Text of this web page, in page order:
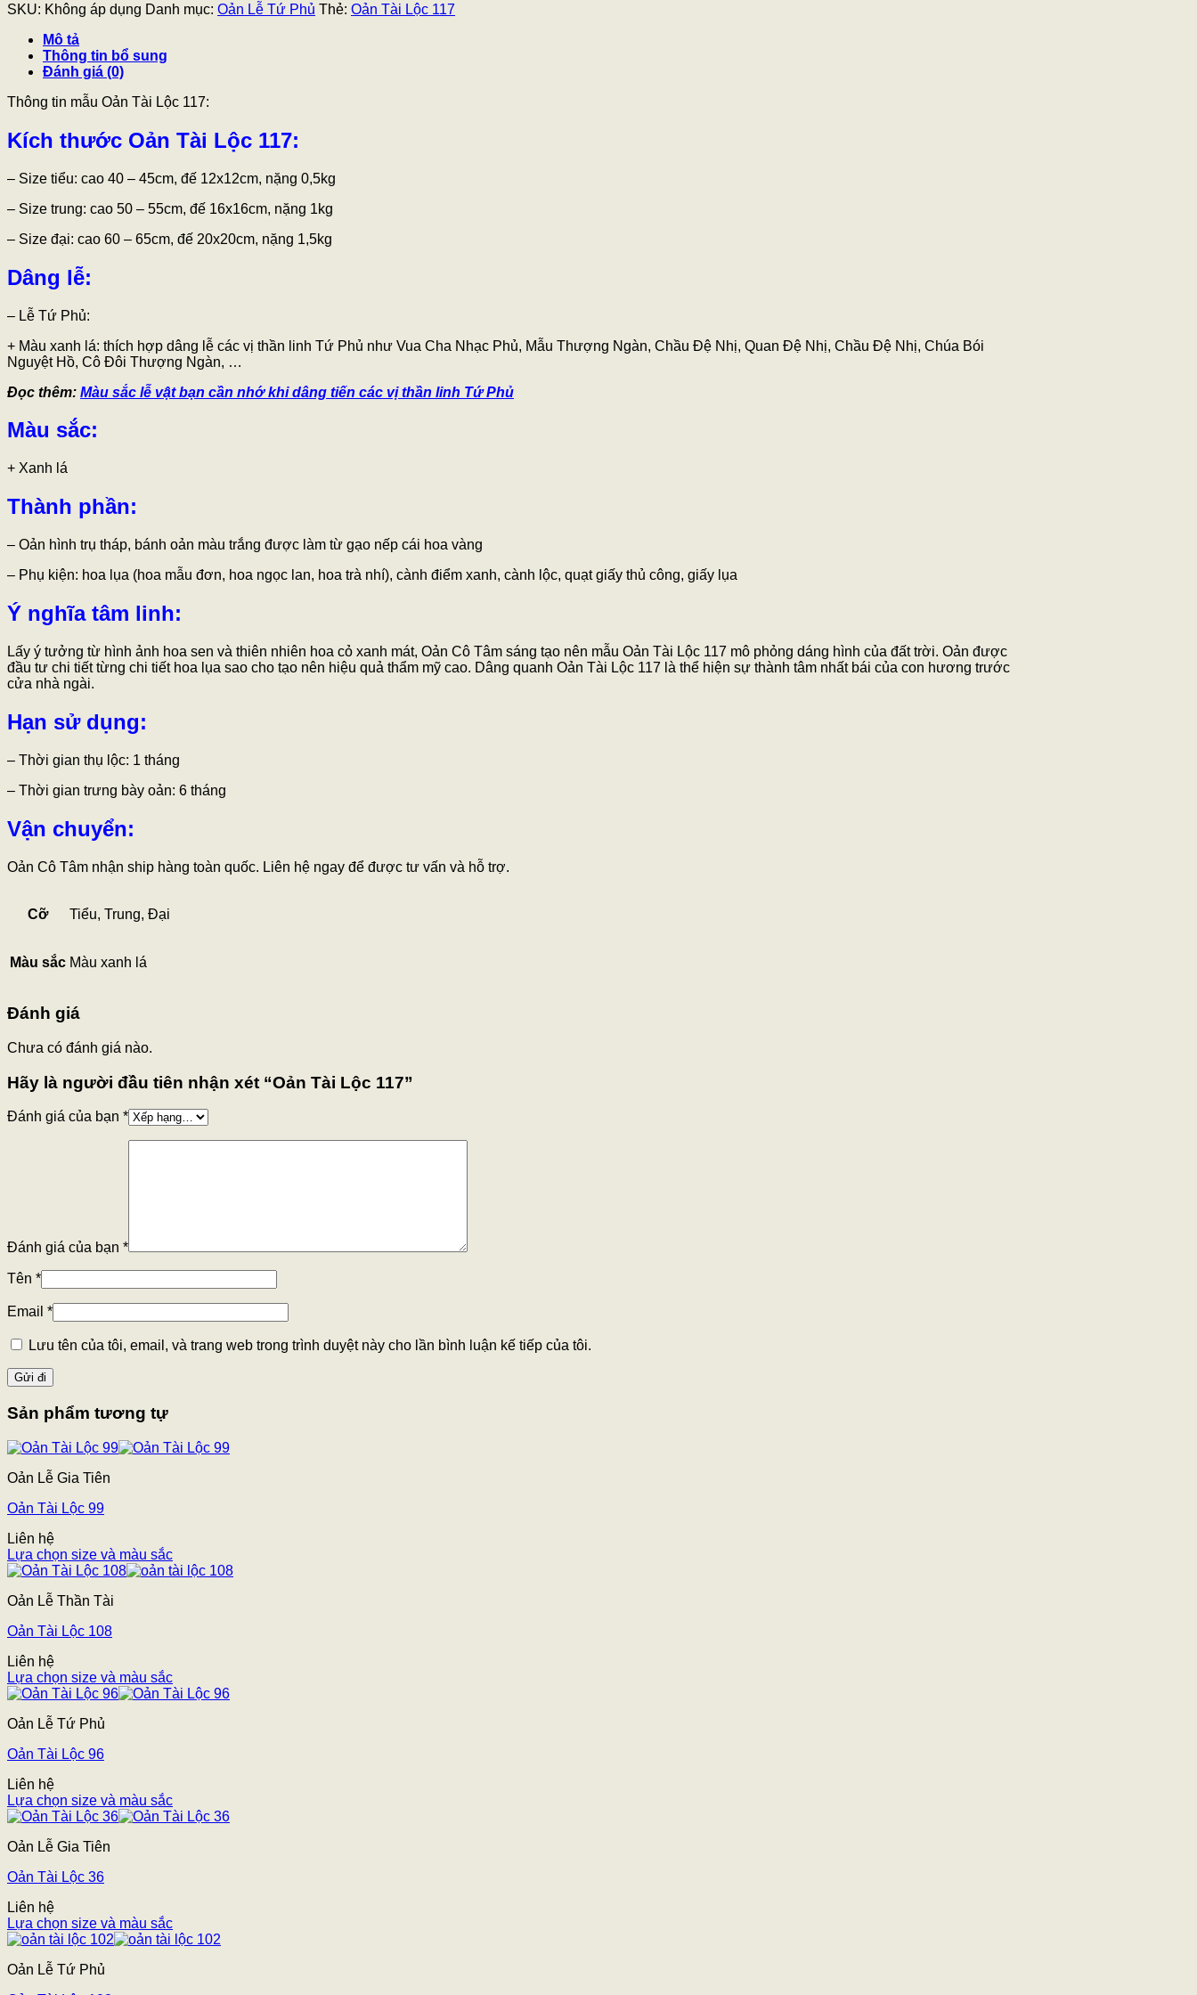
SKU: Không áp dụng Danh mục: Oản Lễ Tứ Phủ Thẻ: Oản Tài Lộc 117
Mô tả
Thông tin bổ sung
Đánh giá (0)
Thông tin mẫu Oản Tài Lộc 117:
Kích thước Oản Tài Lộc 117:
– Size tiểu: cao 40 – 45cm, đế 12x12cm, nặng 0,5kg
– Size trung: cao 50 – 55cm, đế 16x16cm, nặng 1kg
– Size đại: cao 60 – 65cm, đế 20x20cm, nặng 1,5kg
Dâng lễ:
– Lễ Tứ Phủ:
+ Màu xanh lá: thích hợp dâng lễ các vị thần linh Tứ Phủ như Vua Cha Nhạc Phủ, Mẫu Thượng Ngàn, Chầu Đệ Nhị, Quan Đệ Nhị, Chầu Đệ Nhị, Chúa Bói
Nguyệt Hồ, Cô Đôi Thượng Ngàn, …
Đọc thêm: Màu sắc lễ vật bạn cần nhớ khi dâng tiến các vị thần linh Tứ Phủ
Màu sắc:
+ Xanh lá
Thành phần:
– Oản hình trụ tháp, bánh oản màu trắng được làm từ gạo nếp cái hoa vàng
– Phụ kiện: hoa lụa (hoa mẫu đơn, hoa ngọc lan, hoa trà nhí), cành điểm xanh, cành lộc, quạt giấy thủ công, giấy lụa
Ý nghĩa tâm linh:
Lấy ý tưởng từ hình ảnh hoa sen và thiên nhiên hoa cỏ xanh mát, Oản Cô Tâm sáng tạo nên mẫu Oản Tài Lộc 117 mô phỏng dáng hình của đất trời. Oản được
đầu tư chi tiết từng chi tiết hoa lụa sao cho tạo nên hiệu quả thẩm mỹ cao. Dâng quanh Oản Tài Lộc 117 là thể hiện sự thành tâm nhất bái của con hương trước
cửa nhà ngài.
Hạn sử dụng:
– Thời gian thụ lộc: 1 tháng
– Thời gian trưng bày oản: 6 tháng
Vận chuyển:
Oản Cô Tâm nhận ship hàng toàn quốc. Liên hệ ngay để được tư vấn và hỗ trợ.
Cỡ Tiểu, Trung, Đại
Màu sắc Màu xanh lá
Đánh giá
Chưa có đánh giá nào.
Hãy là người đầu tiên nhận xét “Oản Tài Lộc 117”
Đánh giá của bạn *
Đánh giá của bạn *
Tên *
Email *
Lưu tên của tôi, email, và trang web trong trình duyệt này cho lần bình luận kế tiếp của tôi.
Sản phẩm tương tự
Oản Lễ Gia Tiên
Oản Tài Lộc 99
Liên hệ
Lựa chọn size và màu sắc
Oản Lễ Thần Tài
Oản Tài Lộc 108
Liên hệ
Lựa chọn size và màu sắc
Oản Lễ Tứ Phủ
Oản Tài Lộc 96
Liên hệ
Lựa chọn size và màu sắc
Oản Lễ Gia Tiên
Oản Tài Lộc 36
Liên hệ
Lựa chọn size và màu sắc
Oản Lễ Tứ Phủ